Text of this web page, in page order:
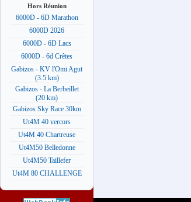
Hors Réunion
6000D - 6D Marathon
6000D 2026
6000D - 6D Lacs
6000D - 6d Crêtes
Gabizos - KV l'Omi Agut
(3.5 km)
Gabizos - La Berbeillet
(20 km)
Gabizos Sky Race 30km
Ut4M 40 vercors
Ut4M 40 Chartreuse
Ut4M50 Belledonne
Ut4M50 Taillefer
Ut4M 80 CHALLENGE